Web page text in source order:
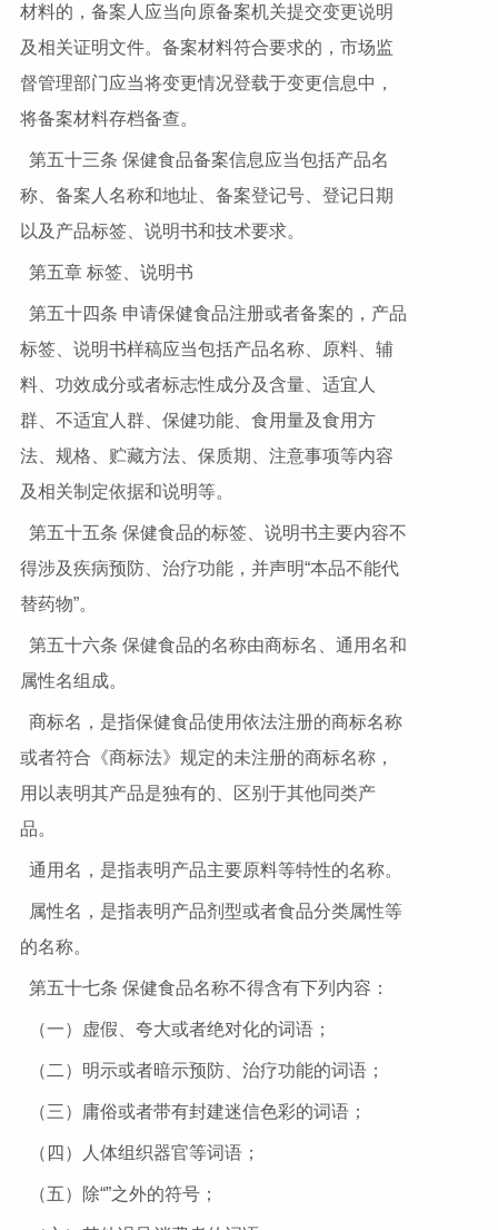
材料的，备案人应当向原备案机关提交变更说明
及相关证明文件。备案材料符合要求的，市场监
督管理部门应当将变更情况登载于变更信息中，
将备案材料存档备查。
第五十三条 保健食品备案信息应当包括产品名
称、备案人名称和地址、备案登记号、登记日期
以及产品标签、说明书和技术要求。
第五章 标签、说明书
第五十四条 申请保健食品注册或者备案的，产品
标签、说明书样稿应当包括产品名称、原料、辅
料、功效成分或者标志性成分及含量、适宜人
群、不适宜人群、保健功能、食用量及食用方
法、规格、贮藏方法、保质期、注意事项等内容
及相关制定依据和说明等。
第五十五条 保健食品的标签、说明书主要内容不
得涉及疾病预防、治疗功能，并声明“本品不能代
替药物”。
第五十六条 保健食品的名称由商标名、通用名和
属性名组成。
商标名，是指保健食品使用依法注册的商标名称
或者符合《商标法》规定的未注册的商标名称，
用以表明其产品是独有的、区别于其他同类产
品。
通用名，是指表明产品主要原料等特性的名称。
属性名，是指表明产品剂型或者食品分类属性等
的名称。
第五十七条 保健食品名称不得含有下列内容：
（一）虚假、夸大或者绝对化的词语；
（二）明示或者暗示预防、治疗功能的词语；
（三）庸俗或者带有封建迷信色彩的词语；
（四）人体组织器官等词语；
（五）除“”之外的符号；